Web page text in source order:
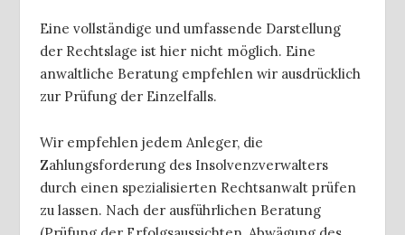
Eine vollständige und umfassende Darstellung
der Rechtslage ist hier nicht möglich. Eine
anwaltliche Beratung empfehlen wir ausdrücklich
zur Prüfung der Einzelfalls.
Wir empfehlen jedem Anleger, die
Zahlungsforderung des Insolvenzverwalters
durch einen spezialisierten Rechtsanwalt prüfen
zu lassen. Nach der ausführlichen Beratung